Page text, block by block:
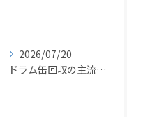
2026/07/20
ドラム缶回収の主流な方法と買取や費用の最新動向を徹底解説